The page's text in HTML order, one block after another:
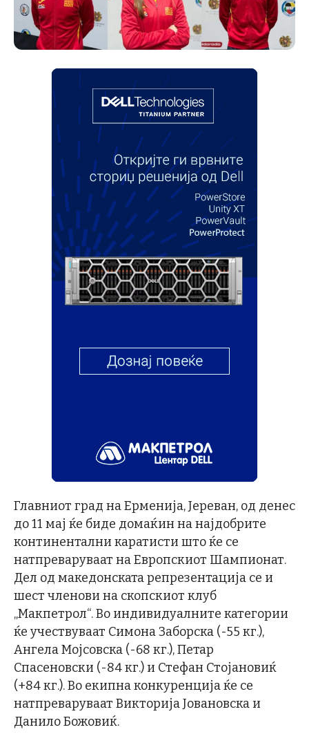
Главниот град на Ерменија, Јереван, од денес
до 11 мај ќе биде домаќин на најдобрите
континентални каратисти што ќе се
натпреваруваат на Европскиот Шампионат.
Дел од македонската репрезентација се и
шест членови на скопскиот клуб
„Макпетрол“. Во индивидуалните категории
ќе учествуваат Симона Заборска (-55 кг.),
Ангела Мојсовска (-68 кг.), Петар
Спасеновски (-84 кг.) и Стефан Стојановиќ
(+84 кг.). Во екипна конкуренција ќе се
натпреваруваат Викторија Јовановска и
Данило Божовиќ.